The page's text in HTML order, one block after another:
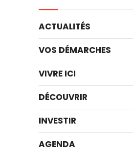
ACTUALITÉS
VOS DÉMARCHES
VIVRE ICI
DÉCOUVRIR
INVESTIR
AGENDA